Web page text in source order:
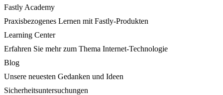
Fastly Academy
Praxisbezogenes Lernen mit Fastly-Produkten
Learning Center
Erfahren Sie mehr zum Thema Internet-Technologie
Blog
Unsere neuesten Gedanken und Ideen
Sicherheitsuntersuchungen